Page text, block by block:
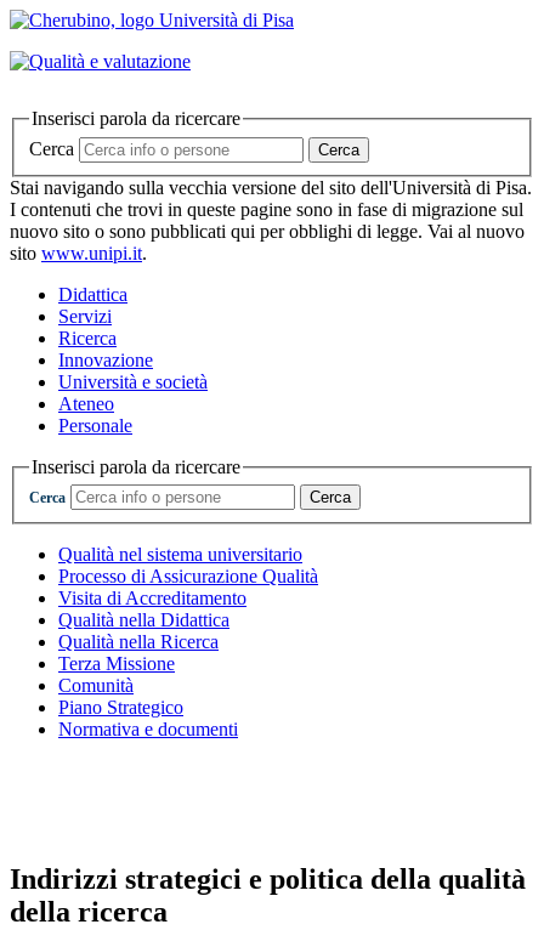
Inserisci parola da ricercare
Cerca
Cerca
Stai navigando sulla vecchia versione del sito dell'Università di Pisa.
I contenuti che trovi in queste pagine sono in fase di migrazione sul
nuovo sito o sono pubblicati qui per obblighi di legge. Vai al nuovo
sito www.unipi.it.
Didattica
Servizi
Ricerca
Innovazione
Università e società
Ateneo
Personale
Inserisci parola da ricercare
Cerca Cerca
Qualità nel sistema universitario
Processo di Assicurazione Qualità
Visita di Accreditamento
Qualità nella Didattica
Qualità nella Ricerca
Terza Missione
Comunità
Piano Strategico
Normativa e documenti
Indirizzi strategici e politica della qualità
della ricerca